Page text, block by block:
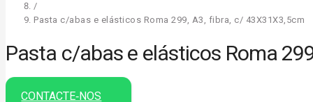
/
Pasta c/abas e elásticos Roma 299, A3, fibra, c/ 43X31X3,5cm
Pasta c/abas e elásticos Roma
CONTACTE‑NOS